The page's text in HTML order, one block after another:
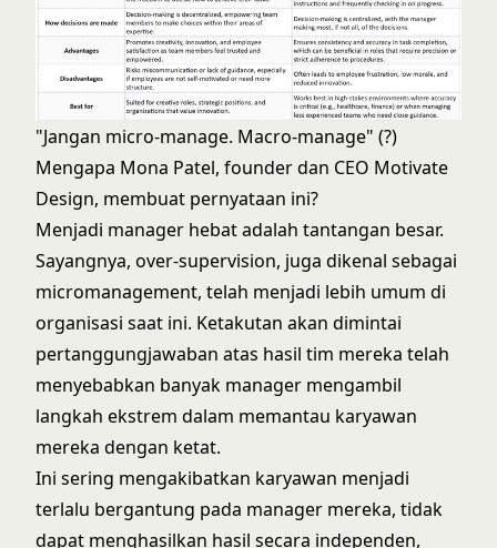
"Jangan micro-manage. Macro-manage" (?)
Mengapa Mona Patel, founder dan CEO Motivate
Design, membuat pernyataan ini?
Menjadi manager hebat adalah tantangan besar.
Sayangnya, over-supervision, juga dikenal sebagai
micromanagement, telah menjadi lebih umum di
organisasi saat ini. Ketakutan akan dimintai
pertanggungjawaban atas hasil tim mereka telah
menyebabkan banyak manager mengambil
langkah ekstrem dalam memantau karyawan
mereka dengan ketat.
Ini sering mengakibatkan karyawan menjadi
terlalu bergantung pada manager mereka, tidak
dapat menghasilkan hasil secara independen,